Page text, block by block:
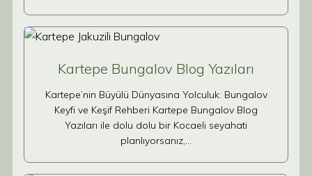
Kartepe Bungalov Blog Yazıları
Kartepe’nin Büyülü Dünyasına Yolculuk: Bungalov
Keyfi ve Keşif Rehberi Kartepe Bungalov Blog
Yazıları ile dolu dolu bir Kocaeli seyahati
planlıyorsanız,…